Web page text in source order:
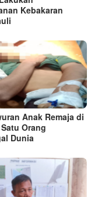
Kebakaran
Anak Remaja di
Orang
Dunia